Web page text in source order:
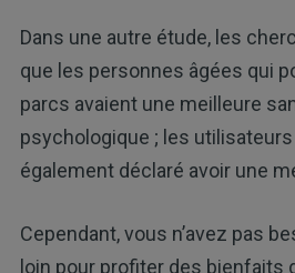
Dans une autre étude, les
que les personnes âgées qui
parcs avaient une meilleure
psychologique ; les utilisateurs
également déclaré avoir une
Cependant, vous n’avez pas
loin pour profiter des bienfaits